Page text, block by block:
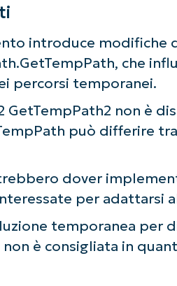
introduce modifiche
che
percorsi temporanei.
GetTempPath2 non è
può differire tra
dover
per adattarsi
temporanea per
non è consigliata in